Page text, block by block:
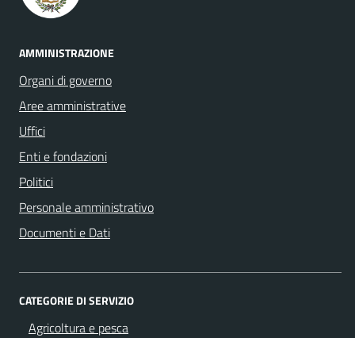
AMMINISTRAZIONE
Organi di governo
Aree amministrative
Uffici
Enti e fondazioni
Politici
Personale amministrativo
Documenti e Dati
CATEGORIE DI SERVIZIO
Agricoltura e pesca